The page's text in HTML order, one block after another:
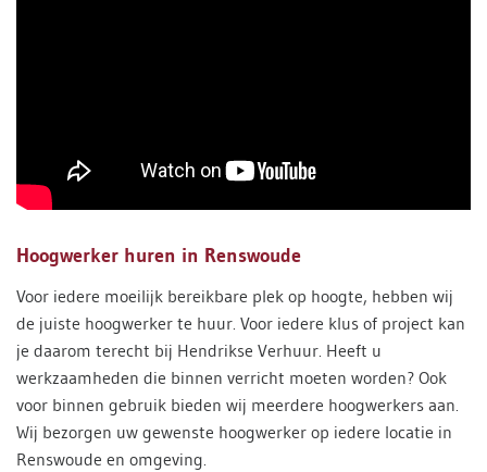
Hoogwerker huren in Renswoude
Voor iedere moeilijk bereikbare plek op hoogte, hebben wij
de juiste hoogwerker te huur. Voor iedere klus of project kan
je daarom terecht bij Hendrikse Verhuur. Heeft u
werkzaamheden die binnen verricht moeten worden? Ook
voor binnen gebruik bieden wij meerdere hoogwerkers aan.
Wij bezorgen uw gewenste hoogwerker op iedere locatie in
Renswoude en omgeving.